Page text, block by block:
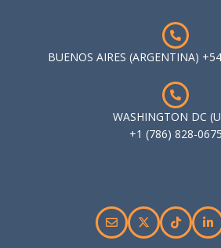
BUENOS AIRES (ARGENTINA)
WASHINGTON DC
+1 (786) 828-0675